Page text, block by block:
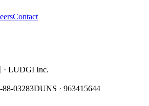
Contact
· LUDGI Inc.
03283DUNS · 963415644